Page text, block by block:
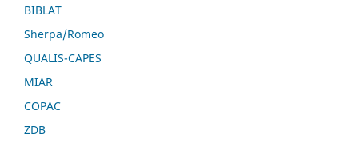
BIBLAT
Sherpa/Romeo
QUALIS-CAPES
MIAR
COPAC
ZDB